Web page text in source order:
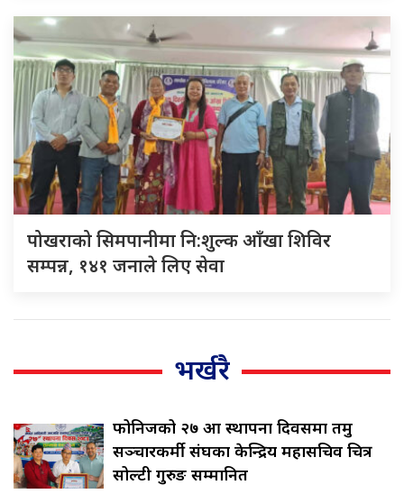
पोखराको सिमपानीमा नि:शुल्क आँखा शिविर
सम्पन्न, १४१ जनाले लिए सेवा
भर्खरै
फोनिजको २७ औँ स्थापना दिवसमा तमु
सञ्चारकर्मी संघका केन्द्रिय महासचिव चित्र
सोल्टी गुरुङ सम्मानित